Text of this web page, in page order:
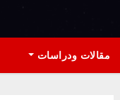
مقالات ودراسات